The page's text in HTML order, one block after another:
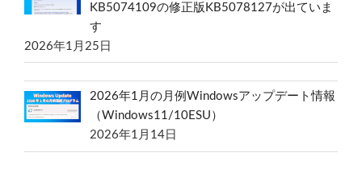
KB5074109の修正版KB5078127が出ていま
す
2026年1月25日
2026年1月の月例Windowsアップデート情報
（Windows11/10ESU）
2026年1月14日